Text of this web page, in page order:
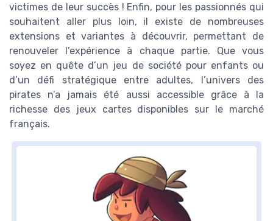
victimes de leur succès ! Enfin, pour les passionnés qui
souhaitent aller plus loin, il existe de nombreuses
extensions et variantes à découvrir, permettant de
renouveler l’expérience à chaque partie. Que vous
soyez en quête d’un jeu de société pour enfants ou
d’un défi stratégique entre adultes, l’univers des
pirates n’a jamais été aussi accessible grâce à la
richesse des jeux cartes disponibles sur le marché
français.